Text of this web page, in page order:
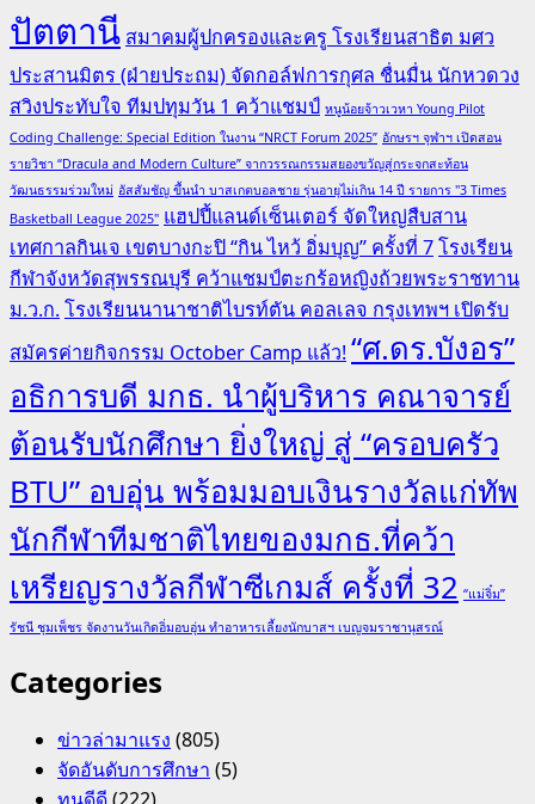
ปัตตานี สมาคมผู้ปกครองและครู โรงเรียนสาธิต มศว
ประสานมิตร (ฝ่ายประถม) จัดกอล์ฟการกุศล ชื่นมื่น นักหวดวง
สวิงประทับใจ ทีมปทุมวัน 1 คว้าแชมป์ หนูน้อยจ้าวเวหา Young Pilot
Coding Challenge: Special Edition ในงาน “NRCT Forum 2025” อักษรฯ จุฬาฯ เปิดสอน
รายวิชา “Dracula and Modern Culture” จากวรรณกรรมสยองขวัญสู่กระจกสะท้อน
วัฒนธรรมร่วมใหม่ อัสสัมชัญ ขึ้นนำ บาสเกตบอลชาย รุ่นอายุไม่เกิน 14 ปี รายการ "3 Times
Basketball League 2025" แฮปปี้แลนด์เซ็นเตอร์ จัดใหญ่สืบสาน
เทศกาลกินเจ เขตบางกะปิ “กิน ไหว้ อิ่มบุญ” ครั้งที่ 7โรงเรียน
กีฬาจังหวัดสุพรรณบุรี คว้าแชมป์ตะกร้อหญิงถ้วยพระราชทาน
ม.ว.ก.โรงเรียนนานาชาติไบรท์ตัน คอลเลจ กรุงเทพฯ เปิดรับ
สมัครค่ายกิจกรรม October Camp แล้ว!“ศ.ดร.บังอร”
อธิการบดี มกธ. นำผู้บริหาร คณาจารย์
ต้อนรับนักศึกษา ยิ่งใหญ่ สู่ “ครอบครัว
BTU” อบอุ่น พร้อมมอบเงินรางวัลแก่ทัพ
นักกีฬาทีมชาติไทยของมกธ.ที่คว้า
เหรียญรางวัลกีฬาซีเกมส์ ครั้งที่ 32 “แม่จิ๋ม”
รัชนี ชุมเพ็ชร จัดงานวันเกิดอิ่มอบอุ่น ทำอาหารเลี้ยงนักบาสฯ เบญจมราชานุสรณ์
Categories
ข่าวล่ามาแรง (805)
จัดอันดับการศึกษา (5)